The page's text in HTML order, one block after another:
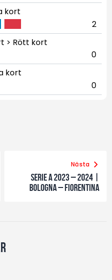
kort
2
> Rött kort
0
kort
0
Nästa
Serie A 2023 – 2024 |
Bologna – Fiorentina